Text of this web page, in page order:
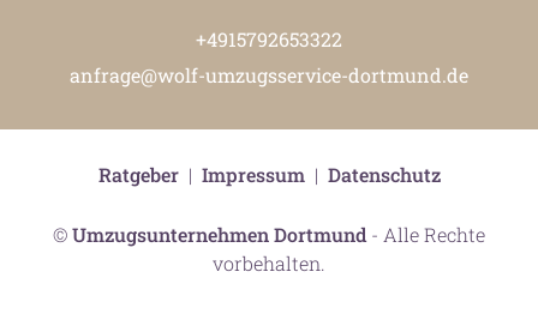
+4915792653322
anfrage@wolf-umzugsservice-dortmund.de
©Umzugsunternehmen Dortmund - Alle Rechte
vorbehalten.
Ratgeber| Impressum| Datenschutz